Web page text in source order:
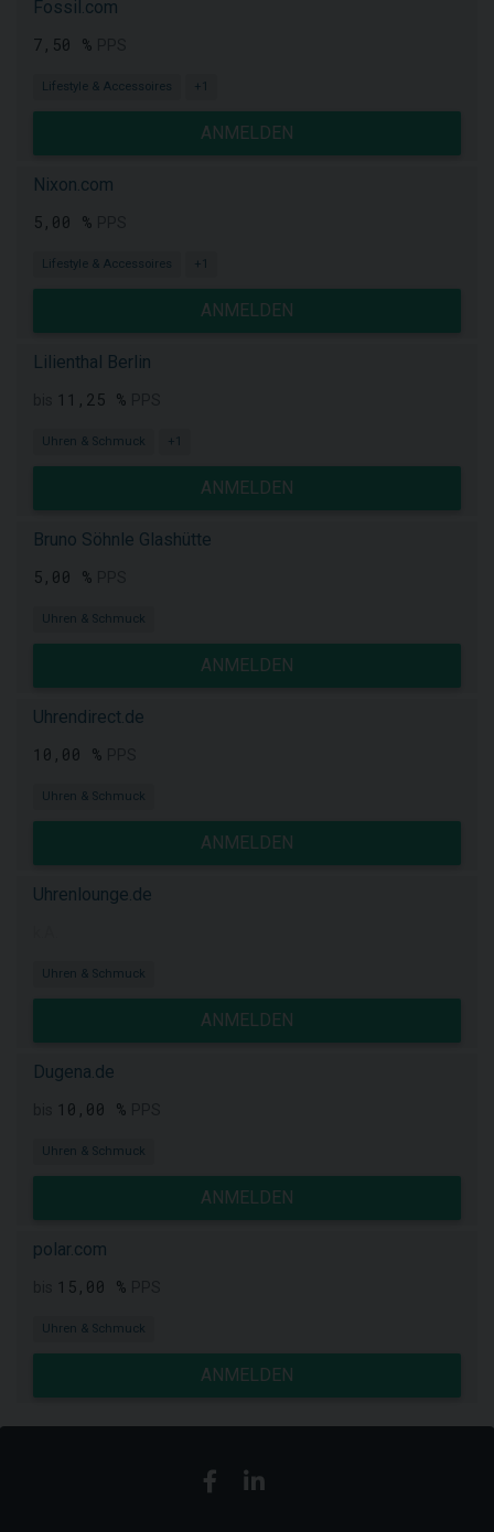
Fossil.com
7,50 %
Lifestyle & Accessoires +1
ANMELDEN
Nixon.com
5,00 %
Lifestyle & Accessoires +1
ANMELDEN
Lilienthal Berlin
11,25 %
Uhren & Schmuck +1
ANMELDEN
Bruno Söhnle Glashütte
5,00 %
Uhren & Schmuck
ANMELDEN
Uhrendirect.de
10,00 %
Uhren & Schmuck
ANMELDEN
Uhrenlounge.de
Uhren & Schmuck
ANMELDEN
Dugena.de
10,00 %
Uhren & Schmuck
ANMELDEN
polar.com
15,00 %
Uhren & Schmuck
ANMELDEN